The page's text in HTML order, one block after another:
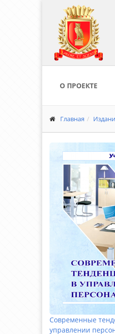
О ПРОЕКТЕ
Главная
Современные
управлении